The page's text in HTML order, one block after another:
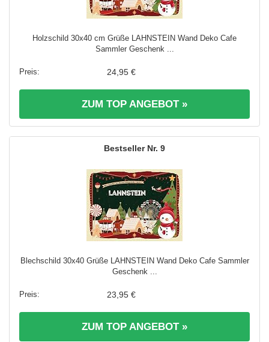
Holzschild 30x40 cm Grüße LAHNSTEIN Wand Deko Cafe
Sammler Geschenk ...
24,95 €
ZUM TOP ANGEBOT »
9
Blechschild 30x40 Grüße LAHNSTEIN Wand Deko Cafe Sammler
Geschenk ...
23,95 €
ZUM TOP ANGEBOT »